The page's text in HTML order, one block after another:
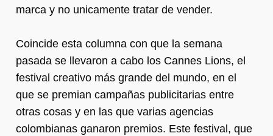
marca y no unicamente tratar de vender.
Coincide esta columna con que la semana
pasada se llevaron a cabo los Cannes Lions, el
festival creativo más grande del mundo, en el
que se premian campañas publicitarias entre
otras cosas y en las que varias agencias
colombianas ganaron premios. Este festival, que